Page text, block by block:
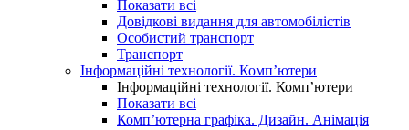
Показати всі
Довідкові видання для автомобілістів
Особистий транспорт
Транспорт
Інформаційні технології. Комп’ютери
Інформаційні технології. Комп’ютери
Показати всі
Комп’ютерна графіка. Дизайн. Анімація